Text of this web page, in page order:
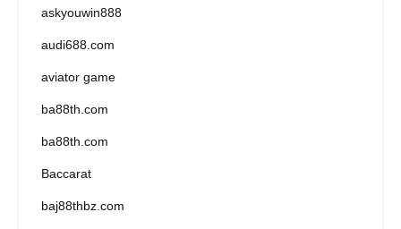
askyouwin888
audi688.com
aviator game
ba88th.com
ba88th.com
Baccarat
baj88thbz.com